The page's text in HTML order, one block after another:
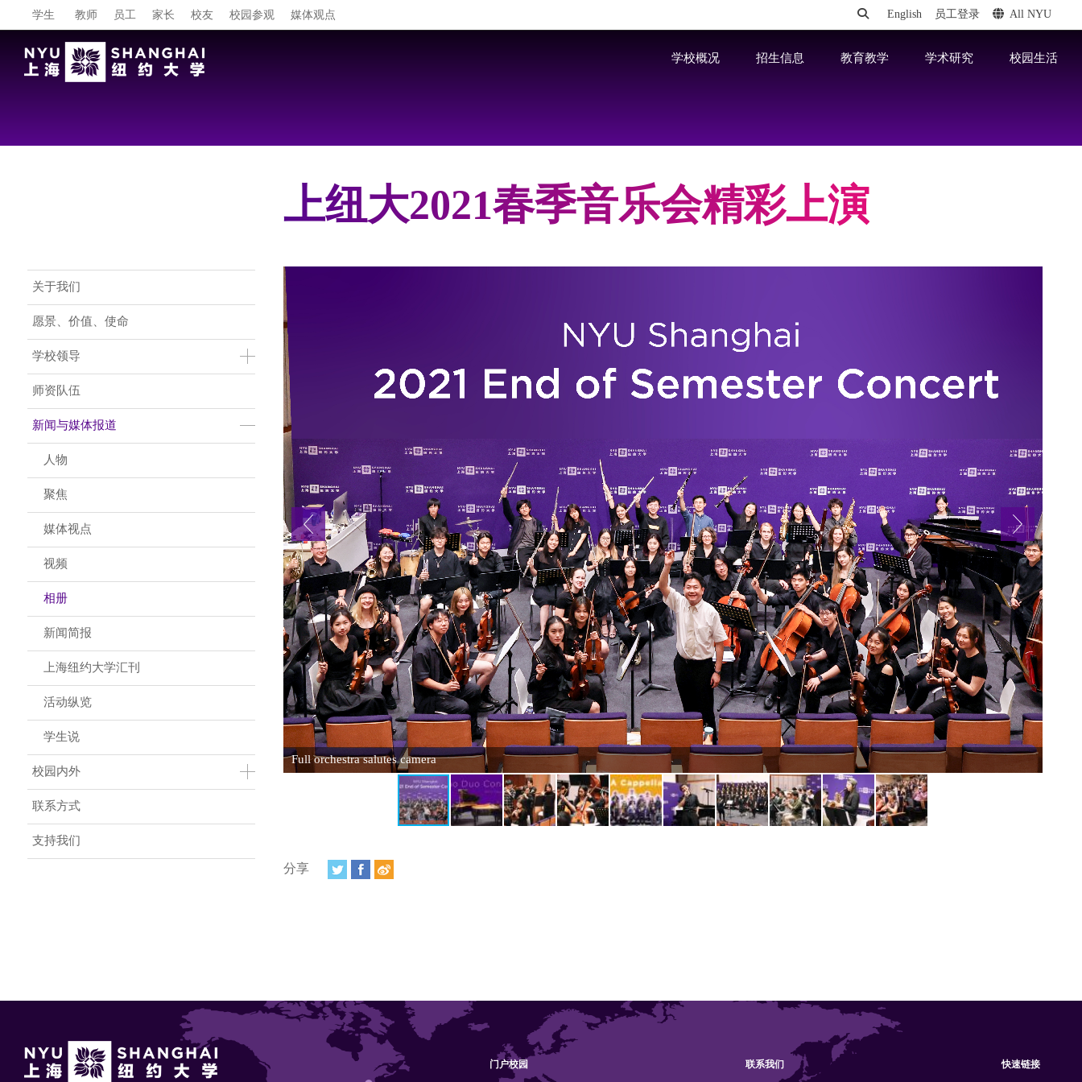
学生 教师 员工 家长 校友 校园参观 媒体观点 English 员工登录 All NYU
学校概况 招生信息 教育教学 学术研究 校园生活
Main Menu CN
关于我们
愿景、价值、使命
学校领导
师资队伍
新闻与媒体报道
人物
聚焦
媒体视点
视频
相册
新闻简报
上海纽约大学汇刊
活动纵览
学生说
校园内外
联系方式
支持我们
上纽大2021春季音乐会精彩上演
Full orchestra salutes camera
分享
门户校园 联系我们 快速链接